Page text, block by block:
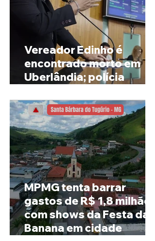
Vereador Edinho é
encontrado morto em
Uberlândia; polícia
MPMG tenta barrar
gastos de R$ 1,8 milhão
com shows da Festa da
Banana em cidade